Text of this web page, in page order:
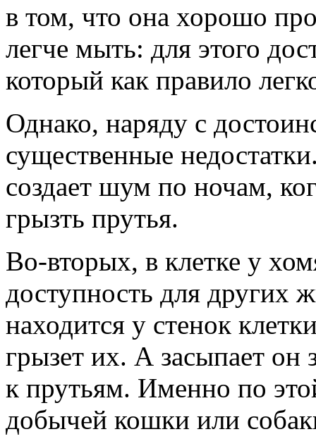
в том, что она хорошо
легче мыть: для этого
который как правило
Однако, наряду с
существенные
создает шум по ночам,
грызть прутья.
Во-вторых, в клетке у
доступность для других
находится у стенок
грызет их. А засыпает
к прутьям. Именно по
добычей кошки или